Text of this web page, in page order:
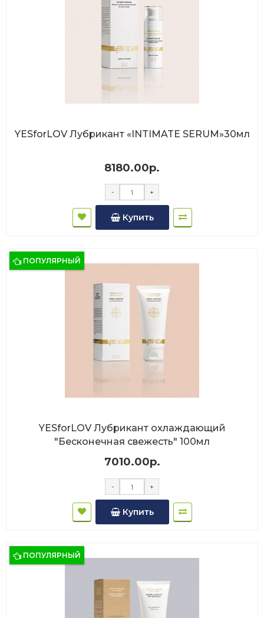
YESforLOV Лубрикант «INTIMATE SERUM»30мл
8180.00р.
- +
Купить
ПОПУЛЯРНЫЙ
YESforLOV Лубрикант охлаждающий
"Бесконечная свежесть" 100мл
7010.00р.
- +
Купить
ПОПУЛЯРНЫЙ